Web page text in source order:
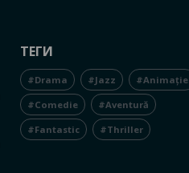
ТЕГИ
#Drama #Jazz #Animație
#Comedie #Aventură
#Fantastic #Thriller